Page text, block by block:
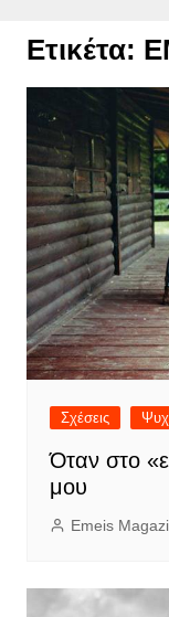
Ετικέτα:
Σχέσεις
Όταν στο
μου
Emeis